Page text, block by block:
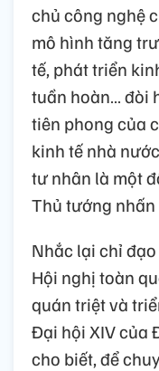
chủ công nghệ
mô hình tăng
tế, phát triển
tuần hoàn… đòi
tiên phong của
kinh tế nhà
tư nhân là một
Thủ tướng nhấn
Nhắc lại chỉ
Hội nghị toàn
quán triệt và
Đại hội XIV của
cho biết, để